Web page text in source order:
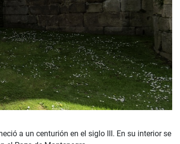
a un centurión en el siglo III. En su interior se